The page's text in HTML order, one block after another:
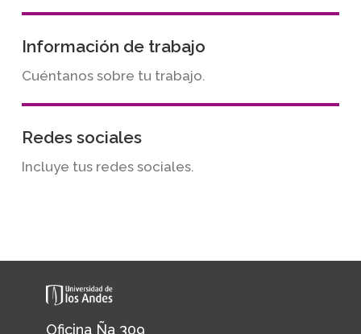
Información de trabajo
Cuéntanos sobre tu trabajo.
Redes sociales
Incluye tus redes sociales.
Oficina Ña 309